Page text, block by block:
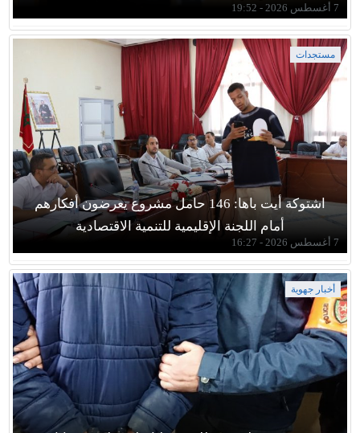
7 أغسطس 2026 - 19:52
مستجدات
اشتوكة أيت باها: 146 حامل مشروع يعرضون أفكارهم
أمام اللجنة الإقليمية للتنمية الاقتصادية
7 أغسطس 2026 - 16:27
أخبار جهوية